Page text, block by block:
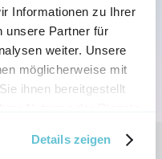
Informationen zu Ihrer
unsere Partner für
weiter. Unsere
möglicherweise mit
ihnen bereitgestellt
Details zeigen